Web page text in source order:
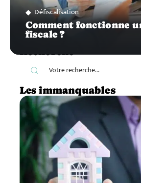
Défiscalisation
Comment fonctionne
fiscale ?
Recherche
Les immanquables